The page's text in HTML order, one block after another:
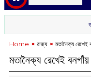
ভারত-
Home রাজ্য মতানৈক্য রেখেই
মতানৈক্য রেখেই বনগাঁয়